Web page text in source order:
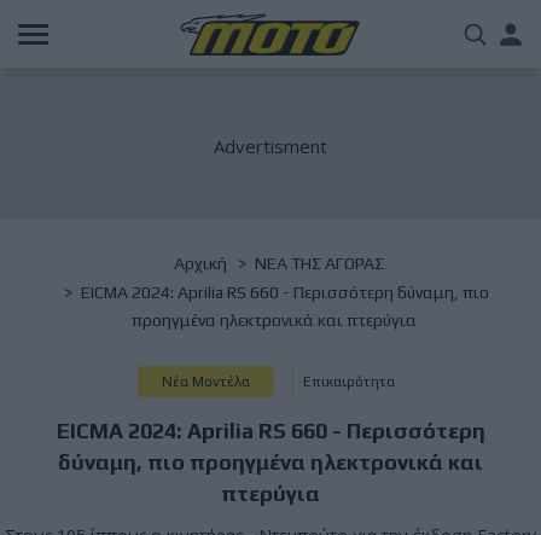
Παράκαμψη
προς
Breadcrumb
Αρχική
NΕΑ ΤΗΣ ΑΓΟΡΑΣ
EICMA 2024: Aprilia RS 660 - Περισσότερη δύναμη, πιο
προηγμένα ηλεκτρονικά και πτερύγια
Νέα Μοντέλα Επικαιρότητα
EICMA 2024: Aprilia RS 660 - Περισσότερη
δύναμη, πιο προηγμένα ηλεκτρονικά και
πτερύγια